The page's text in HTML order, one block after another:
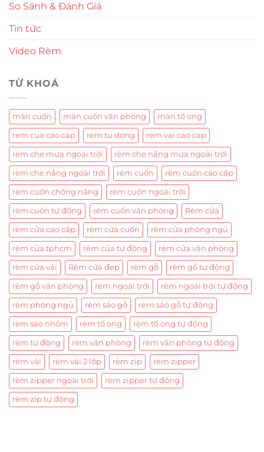
So Sánh & Đánh Giá
Tin tức
Video Rèm
TỪ KHOÁ
màn cuốn màn cuốn văn phòng màn tổ ong
rem cua cao cap rem tu dong rem vai cao cap
rèm che mưa ngoài trời rèm che nắng mưa ngoài trời
rèm che nắng ngoài trời rèm cuốn rèm cuốn cao cấp
rèm cuốn chống nắng rèm cuốn ngoài trời
rèm cuốn tự động rèm cuốn văn phòng Rèm cửa
rèm cửa cao cấp rèm cửa cuốn rèm cửa phòng ngủ
rèm cửa tphcm rèm cửa tự động rèm cửa văn phòng
rèm cửa vải Rèm cửa đẹp rèm gỗ rèm gỗ tự động
rèm gỗ văn phòng rèm ngoài trời rèm ngoài trời tự động
rèm phòng ngủ rèm sáo gỗ rèm sáo gỗ tự động
rèm sáo nhôm rèm tổ ong rèm tổ ong tự động
rèm tự động rèm văn phòng rèm văn phòng tự động
rèm vải rèm vải 2 lớp rèm zip rèm zipper
rèm zipper ngoài trời rèm zipper tự động
rèm zip tự động